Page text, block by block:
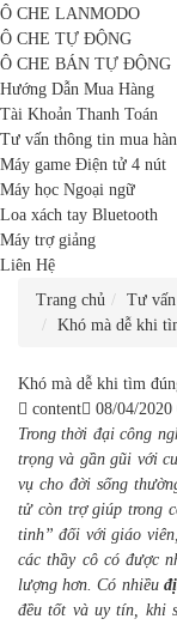
Ô CHE LANMODO
Ô CHE TỰ ĐỘNG
Ô CHE BÁN TỰ ĐỘNG
Hướng Dẫn Mua Hàng
Tài Khoản Thanh Toán
Tư vấn thông tin mua
Máy game Điện tử 4 nút
Máy học Ngoại ngữ
Loa xách tay Bluetooth
Máy trợ giảng
Liên Hệ
Trang chủ
Tư
Khó mà dễ khi
Khó mà dễ khi tìm
content
08/04/2020
Trong thời đại công
trọng và gần gũi với
vụ cho đời sống
tử còn trợ giúp trong
tinh” đối với giáo
các thầy cô có được
lượng hơn. Có nhiều
đều tốt và uy tín, khi